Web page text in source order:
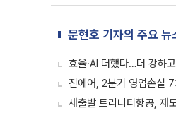
문현호 기자의 주요 뉴
효율·AI 더했다…더 강하
진에어, 2분기 영업손실
새출발 트리니티항공, 재